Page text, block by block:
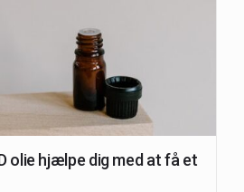
olie hjælpe dig med at få et